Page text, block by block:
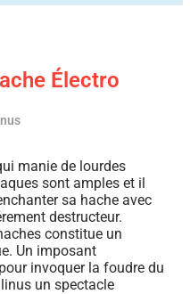
Électro
manie de lourdes
sont amples et il
sa hache avec
destructeur.
constitue un
Un imposant
invoquer la foudre du
un spectacle